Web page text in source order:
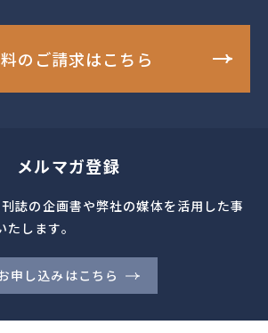
のご請求はこちら
メルマガ登録
誌の企画書や弊社の媒体を活用した事
します。
申し込みはこちら